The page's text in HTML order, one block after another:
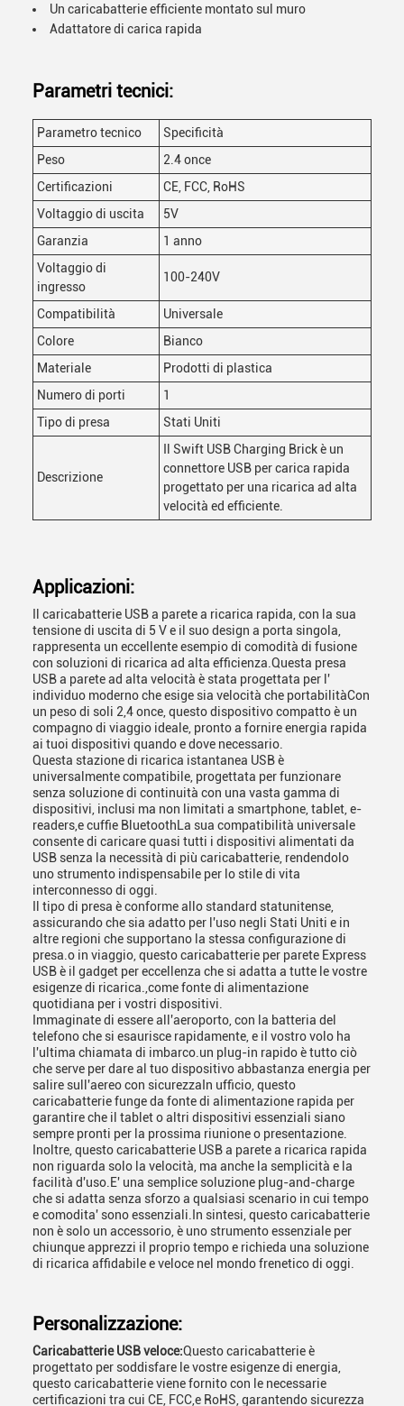
Un caricabatterie efficiente montato sul muro
Adattatore di carica rapida
Parametri tecnici:
Parametro tecnico
Specificità
Peso
2.4 once
Certificazioni
CE, FCC, RoHS
Voltaggio di uscita
5V
Garanzia
1 anno
Voltaggio di
ingresso
100-240V
Compatibilità
Universale
Colore
Bianco
Materiale
Prodotti di plastica
Numero di porti
1
Tipo di presa
Stati Uniti
Descrizione
Il Swift USB Charging Brick è un
connettore USB per carica rapida
progettato per una ricarica ad alta
velocità ed efficiente.
Applicazioni:
Il caricabatterie USB a parete a ricarica rapida, con la sua
tensione di uscita di 5 V e il suo design a porta singola,
rappresenta un eccellente esempio di comodità di fusione
con soluzioni di ricarica ad alta efficienza.Questa presa
USB a parete ad alta velocità è stata progettata per l'
individuo moderno che esige sia velocità che portabilitàCon
un peso di soli 2,4 once, questo dispositivo compatto è un
compagno di viaggio ideale, pronto a fornire energia rapida
ai tuoi dispositivi quando e dove necessario.
Questa stazione di ricarica istantanea USB è
universalmente compatibile, progettata per funzionare
senza soluzione di continuità con una vasta gamma di
dispositivi, inclusi ma non limitati a smartphone, tablet, e-
readers,e cuffie BluetoothLa sua compatibilità universale
consente di caricare quasi tutti i dispositivi alimentati da
USB senza la necessità di più caricabatterie, rendendolo
uno strumento indispensabile per lo stile di vita
interconnesso di oggi.
Il tipo di presa è conforme allo standard statunitense,
assicurando che sia adatto per l'uso negli Stati Uniti e in
altre regioni che supportano la stessa configurazione di
presa.o in viaggio, questo caricabatterie per parete Express
USB è il gadget per eccellenza che si adatta a tutte le vostre
esigenze di ricarica.,come fonte di alimentazione
quotidiana per i vostri dispositivi.
Immaginate di essere all'aeroporto, con la batteria del
telefono che si esaurisce rapidamente, e il vostro volo ha
l'ultima chiamata di imbarco.un plug-in rapido è tutto ciò
che serve per dare al tuo dispositivo abbastanza energia per
salire sull'aereo con sicurezzaIn ufficio, questo
caricabatterie funge da fonte di alimentazione rapida per
garantire che il tablet o altri dispositivi essenziali siano
sempre pronti per la prossima riunione o presentazione.
Inoltre, questo caricabatterie USB a parete a ricarica rapida
non riguarda solo la velocità, ma anche la semplicità e la
facilità d'uso.E' una semplice soluzione plug-and-charge
che si adatta senza sforzo a qualsiasi scenario in cui tempo
e comodita' sono essenziali.In sintesi, questo caricabatterie
non è solo un accessorio, è uno strumento essenziale per
chiunque apprezzi il proprio tempo e richieda una soluzione
di ricarica affidabile e veloce nel mondo frenetico di oggi.
Personalizzazione:
Caricabatterie USB veloce:Questo caricabatterie è
progettato per soddisfare le vostre esigenze di energia,
questo caricabatterie viene fornito con le necessarie
certificazioni tra cui CE, FCC,e RoHS, garantendo sicurezza